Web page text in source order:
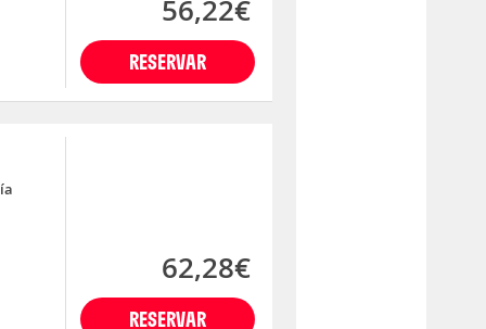
RESERVAR
56,22€
RESERVAR
62,28€